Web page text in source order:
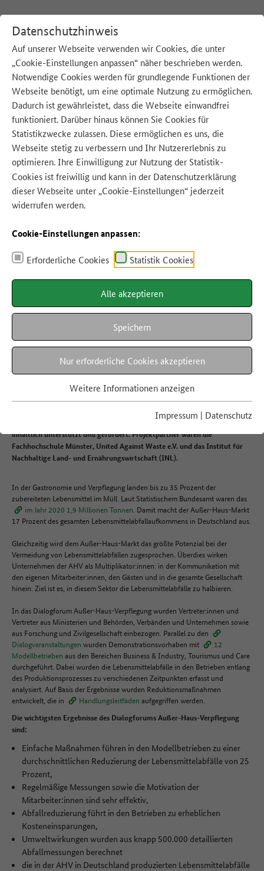
Datenschutzhinweis
Auf unserer Webseite verwenden wir Cookies, die unter
„Cookie-Einstellungen anpassen“ näher beschrieben werden.
Notwendige Cookies werden für grundlegende Funktionen der
Webseite benötigt, um eine optimale Nutzung zu ermöglichen.
Dadurch ist gewährleistet, dass die Webseite einwandfrei
funktioniert. Darüber hinaus können Sie Cookies für
Statistikzwecke zulassen. Diese ermöglichen es uns, die
Webseite stetig zu verbessern und Ihr Nutzererlebnis zu
optimieren. Ihre Einwilligung zur Nutzung der Statistik-
Cookies ist freiwillig und kann in der Datenschutzerklärung
dieser Webseite unter „Cookie-Einstellungen“ jederzeit
widerrufen werden.
Cookie-Einstellungen anpassen:
Erforderliche Cookies Statistik Cookies
Alle akzeptieren
Speichern
Nur erforderliche Cookies akzeptieren
Weitere Informationen anzeigen
Impressum | Datenschutz
:Startseite Unsere Strategie
SEKTORSPEZIFISCHES DIALOGFORUM
Außer-Haus-Verpflegung
Das Dialogforum Außer-Haus-Verpflegung hat im Rahmen der Nationalen
Strategie zur Reduzierung der Lebensmittelverschwendung von 2019 bis
2021 Maßnahmen zur Reduzierung der Abfälle entwickelt und evaluiert.
Das Projekt wurde vom WWF Deutschland koordiniert und durch das
Bundesministerium für Ernährung und Landwirtschaft finanziell und
inhaltlich unterstützt und gefördert. Projektpartner waren die
Fachhochschule Münster, United Against Waste e.V. und das Institut für
Nachhaltige Land- und Ernährungswirtschaft (INL).
In der Gastronomie und Verpflegung landen bis zu 35 Prozent der
zubereiteten Lebensmittel im Müll. Laut Statistischem Bundesamt waren das
im Jahr 2020 1,9 Millionen Tonnen. Damit macht der Außer-Haus-Markt
17 Prozent des gesamten Lebensmittelabfallaufkommens in Deutschland aus.
Gleichzeitig wird dem Außer-Haus-Markt das größte Potenzial bei der
Vermeidung von Lebensmittelabfällen zugesprochen. Überdies wirken
Unternehmen der AHV als Multiplikator:innen: in der Kommunikation mit
den eigenen Mitarbeiter:innen, den Gästen und in die gesamte Gesellschaft
hinein. Ziel ist es, in diesem Sektor die Lebensmittelabfälle zu halbieren.
In das Dialogforum Außer-Haus-Verpflegung wurden Vertreter:innen und
Vertreter aus Ministerien und Behörden, Verbänden und Unternehmen sowie
aus Forschung und Zivilgesellschaft einbezogen. Parallel zu den
Dialogveranstaltungen wurden Demonstrationsvorhaben mit
12
Modellbetrieben aus den Bereichen Business & Industry, Tourismus und Care
durchgeführt. Dabei wurden die Lebensmittelabfälle in den Betrieben entlang
des Produktionsprozesses zu verschiedenen Zeitpunkten erfasst und
analysiert. Auf Basis der Ergebnisse wurden Reduktionsmaßnahmen
entwickelt, die in
Handlungsleitfäden aufgegriffen werden.
Die wichtigsten Ergebnisse des Dialogforums Außer-Haus-Verpflegung
sind:
Einfache Maßnahmen führen in den Modellbetrieben zu einer
durchschnittlichen Reduzierung der Lebensmittelabfälle von 25
Prozent,
Regelmäßige Messungen sowie die Motivation der
Mitarbeiter:innen sind sehr effektiv,
Abfallreduzierung führt in den Betrieben zu erheblichen
Kosteneinsparungen,
Umweltwirkungen wurden aus knapp 500.000 detaillierten
Abfallmessungen berechnet
die in der AHV in Deutschland produzierten Lebensmittelabfälle